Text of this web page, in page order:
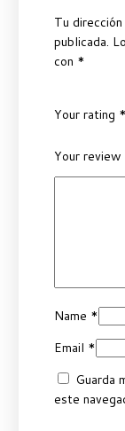
Tu
publicada.
con *
Your rating *
Your review
Name *
Email *
Guarda
este